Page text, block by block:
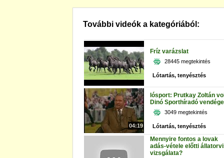
További videók a kategóriából:
04:19
Fríz varázslat
28445 megtekintés
Lótartás, tenyésztés
lósport: Prutkay Zoltán
Dinó Sporthíradó vendége
3049 megtekintés
Lótartás, tenyésztés
Mennyire fontos a lovak
adás-vétele előtti
vizsgálata?